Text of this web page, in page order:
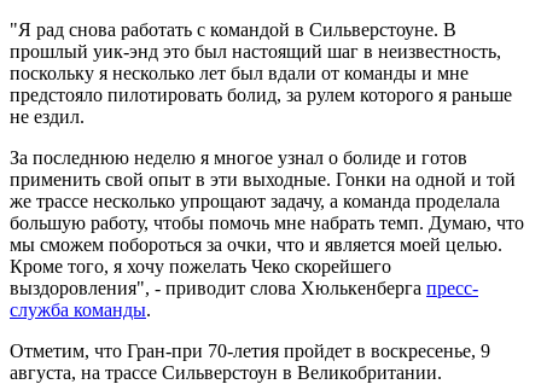
"Я рад снова работать с командой в Сильверстоуне. В
прошлый уик-энд это был настоящий шаг в неизвестность,
поскольку я несколько лет был вдали от команды и мне
предстояло пилотировать болид, за рулем которого я раньше
не ездил.
За последнюю неделю я многое узнал о болиде и готов
применить свой опыт в эти выходные. Гонки на одной и той
же трассе несколько упрощают задачу, а команда проделала
большую работу, чтобы помочь мне набрать темп. Думаю, что
мы сможем побороться за очки, что и является моей целью.
Кроме того, я хочу пожелать Чеко скорейшего
выздоровления", - приводит слова Хюлькенберга пресс-
служба команды.
Отметим, что Гран-при 70-летия пройдет в воскресенье, 9
августа, на трассе Сильверстоун в Великобритании.